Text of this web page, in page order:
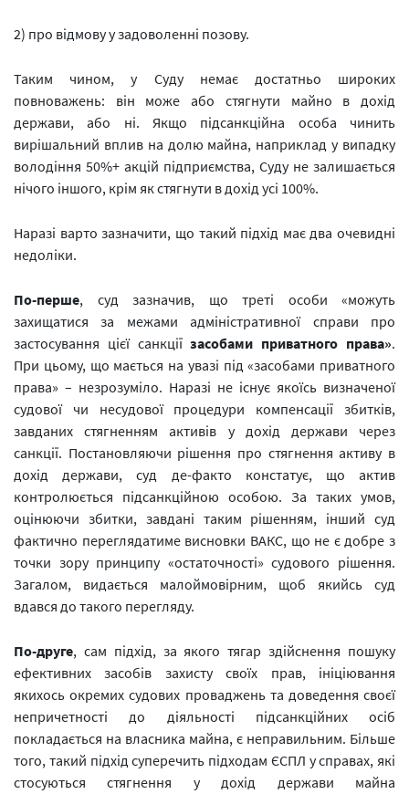
2) про відмову у задоволенні позову.
Таким чином, у Суду немає достатньо широких
повноважень: він може або стягнути майно в дохід
держави, або ні. Якщо підсанкційна особа чинить
вирішальний вплив на долю майна, наприклад у випадку
володіння 50%+ акцій підприємства, Суду не залишається
нічого іншого, крім як стягнути в дохід усі 100%.
Наразі варто зазначити, що такий підхід має два очевидні
недоліки.
По-перше, суд зазначив, що треті особи «можуть
захищатися за межами адміністративної справи про
застосування цієї санкціїзасобами приватного права».
При цьому, що мається на увазі під «засобами приватного
права» – незрозуміло. Наразі не існує якоїсь визначеної
судової чи несудової процедури компенсації збитків,
завданих стягненням активів у дохід держави через
санкції. Постановляючи рішення про стягнення активу в
дохід держави, суд де-факто констатує, що актив
контролюється підсанкційною особою. За таких умов,
оцінюючи збитки, завдані таким рішенням, інший суд
фактично переглядатиме висновки ВАКС, що не є добре з
точки зору принципу «остаточності» судового рішення.
Загалом, видається малоймовірним, щоб якийсь суд
вдався до такого перегляду.
По-друге, сам підхід, за якого тягар здійснення пошуку
ефективних засобів захисту своїх прав, ініціювання
якихось окремих судових проваджень та доведення своєї
непричетності до діяльності підсанкційних осіб
покладається на власника майна, є неправильним. Більше
того, такий підхід суперечить підходам ЄСПЛ у справах, які
стосуються стягнення у дохід держави майна